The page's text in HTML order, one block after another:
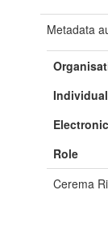
Metadata
Role
Cerema